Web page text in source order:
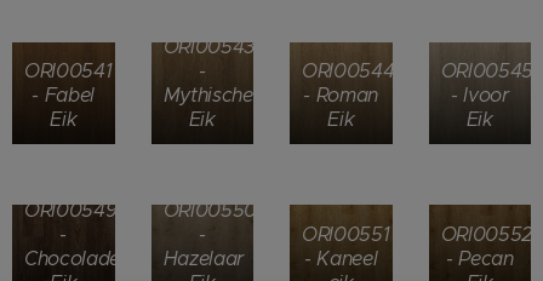
ORI00541
- Fabel
Eik
ORI00543
-
Mythische
Eik
ORI00544
- Roman
Eik
ORI00545
- Ivoor
Eik
ORI00549
-
Chocolade
ORI00550
-
Hazelaar
ORI00551
- Kaneel
ORI00552
- Pecan